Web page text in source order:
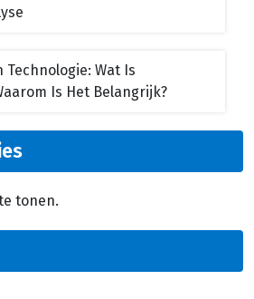
Technologie: Wat Is
Is Het Belangrijk?
tonen.